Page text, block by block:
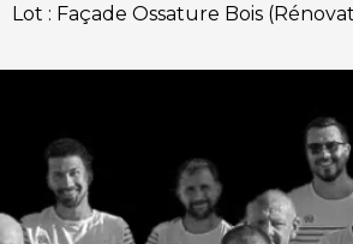
Lot : Façade Ossature Bois